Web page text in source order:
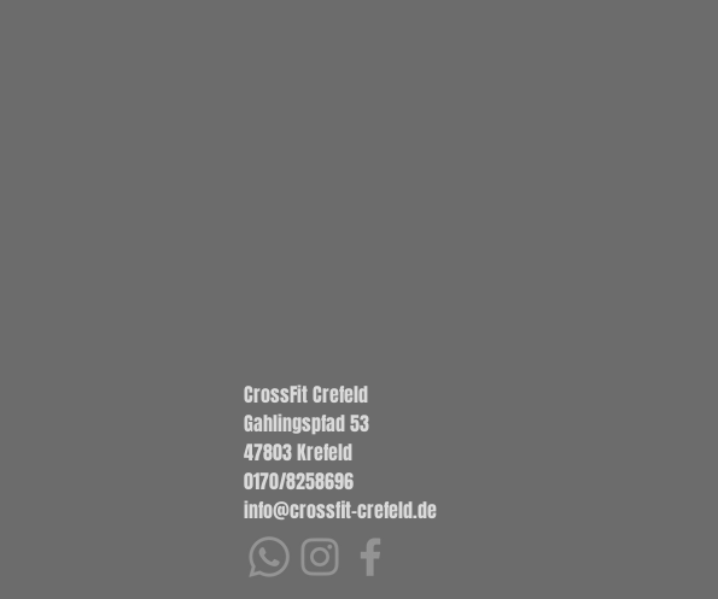
CrossFit Crefeld
Gahlingspfad 53
47803 Krefeld
0170/8258696
info@crossfit-crefeld.de